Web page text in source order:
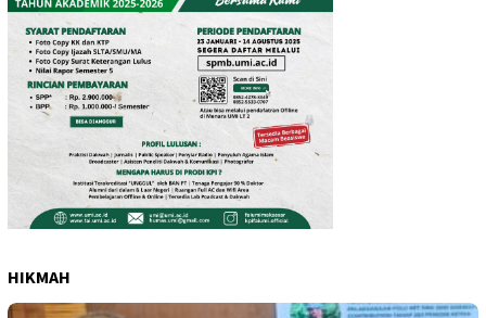
HIKMAH